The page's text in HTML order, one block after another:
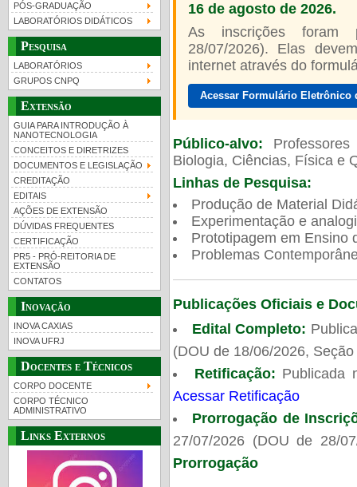
PÓS-GRADUAÇÃO
LABORATÓRIOS DIDÁTICOS
Pesquisa
LABORATÓRIOS
GRUPOS CNPQ
Extensão
GUIA PARA INTRODUÇÃO À
NANOTECNOLOGIA
CONCEITOS E DIRETRIZES
DOCUMENTOS E LEGISLAÇÃO
CREDITAÇÃO
EDITAIS
AÇÕES DE EXTENSÃO
DÚVIDAS FREQUENTES
CERTIFICAÇÃO
PR5 - PRÓ-REITORIA DE
EXTENSÃO
CONTATOS
Inovação
INOVA CAXIAS
INOVA UFRJ
Docentes e Técnicos
CORPO DOCENTE
CORPO TÉCNICO
ADMINISTRATIVO
Links Externos
16 de agosto de 2026.
As inscrições foram
28/07/2026). Elas
internet através do
Acessar Formulário
Público-alvo:
Biologia, Ciências, Física e
Linhas de Pesquisa:
Produção de Material
Experimentação e
Prototipagem em Ensino
Problemas
Publicações Oficiais e
Edital Completo:
(DOU de 18/06/2026,
Retificação: Publicada
Acessar Retificação
Prorrogação de
27/07/2026 (DOU de 28/
Prorrogação